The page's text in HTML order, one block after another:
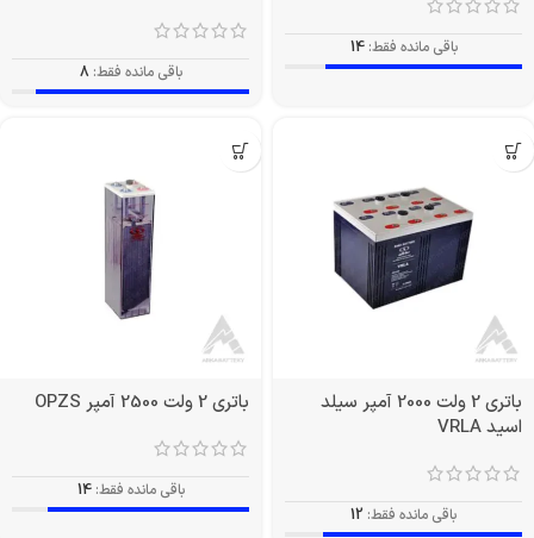
باقی مانده فقط: 14
باقی مانده فقط: 8
باتری 2 ولت 2000 آمپر سیلد
اسید VRLA
باقی مانده فقط: 12
باتری 2 ولت 2500 آمپر OPZS
باقی مانده فقط: 14